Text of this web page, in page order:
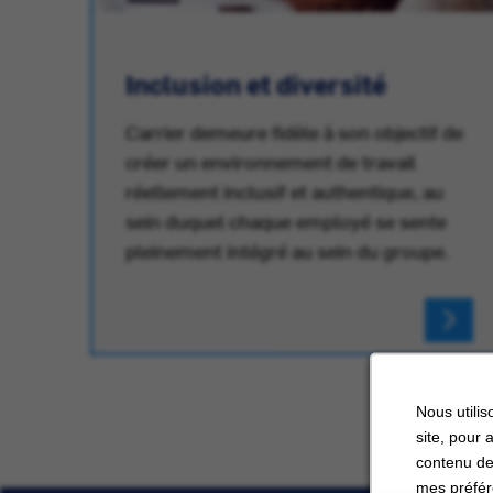
Nous
site, pour
contenu
mes
Inclusion et diversité
Carrier demeure fidèle à son objectif de
créer un environnement de travail
réellement inclusif et authentique, au
sein duquel chaque employé se sente
pleinement intégré au sein du groupe.